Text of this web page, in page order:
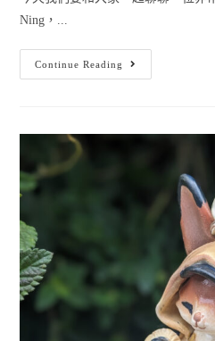
Ning，...
Continue Reading